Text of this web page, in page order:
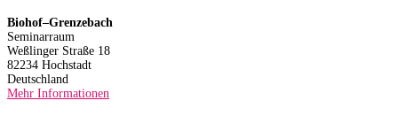
Biohof–Grenzebach
Seminarraum
Weßlinger Straße 18
82234 Hochstadt
Deutschland
Mehr Informationen